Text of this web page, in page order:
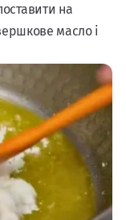
на
масло і